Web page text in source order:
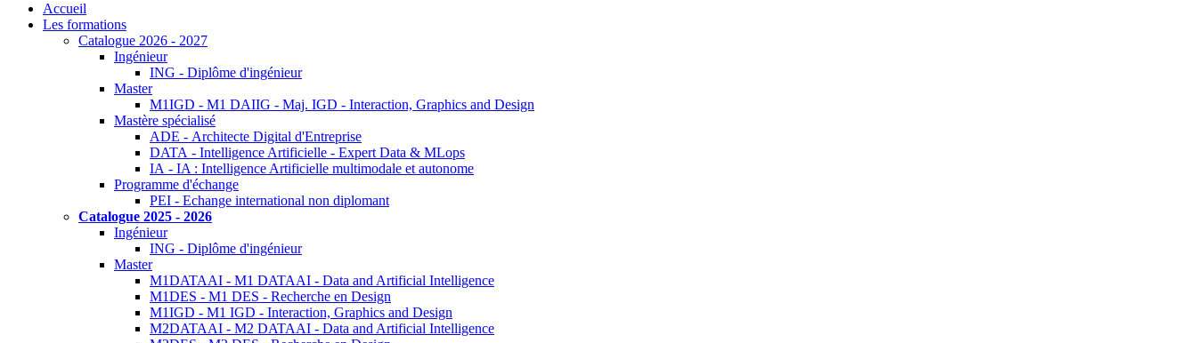
Accueil
Les formations
Catalogue 2026 - 2027
Ingénieur
ING - Diplôme d'ingénieur
Master
M1IGD - M1 DAIIG - Maj. IGD - Interaction, Graphics and Design
Mastère spécialisé
ADE - Architecte Digital d'Entreprise
DATA - Intelligence Artificielle - Expert Data & MLops
IA - IA : Intelligence Artificielle multimodale et autonome
Programme d'échange
PEI - Echange international non diplomant
Catalogue 2025 - 2026
Ingénieur
ING - Diplôme d'ingénieur
Master
M1DATAAI - M1 DATAAI - Data and Artificial Intelligence
M1DES - M1 DES - Recherche en Design
M1IGD - M1 IGD - Interaction, Graphics and Design
M2DATAAI - M2 DATAAI - Data and Artificial Intelligence